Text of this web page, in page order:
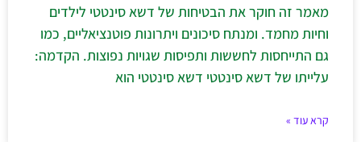
מאמר זה חוקר את הבטיחות של דשא סינטטי לילדים
וחיות מחמד. ומנתח סיכונים ויתרונות פוטנציאליים, כמו
גם התייחסות לחששות ותפיסות שגויות נפוצות. הקדמה:
עלייתו של דשא סינטטי דשא סינטטי הוא
קרא עוד »